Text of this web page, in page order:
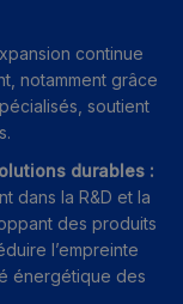
continue
notamment grâce
soutient
durables :
dans la R&D et la
des produits
l’empreinte
énergétique des